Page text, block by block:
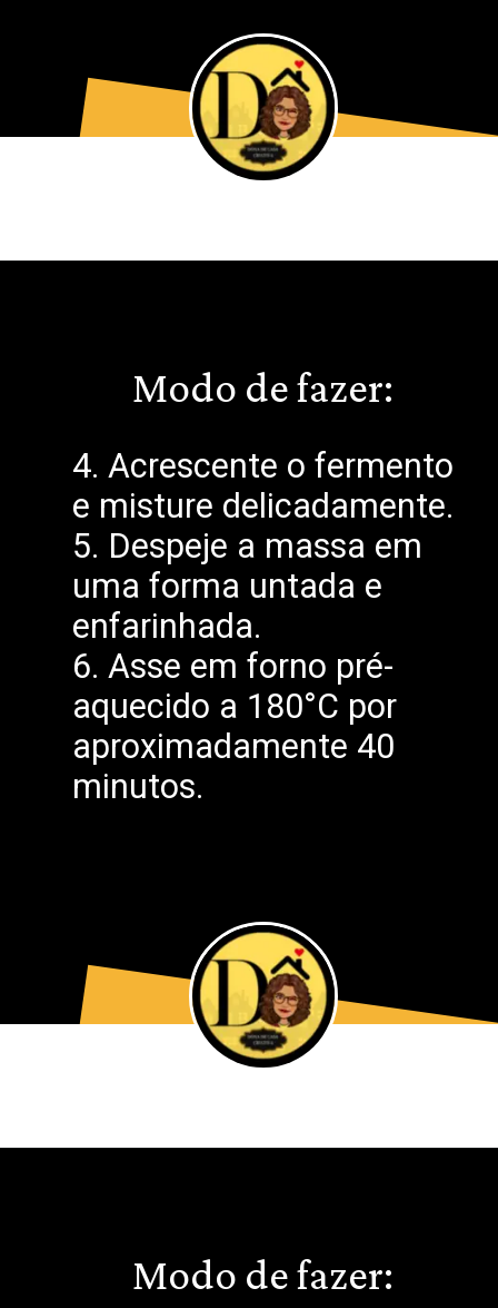
Modo de fazer:
4. Acrescente o fermento
e misture delicadamente.
5. Despeje a massa em
uma forma untada e
enfarinhada.
6. Asse em forno pré-
aquecido a 180°C por
aproximadamente 40
minutos.
Modo de fazer: